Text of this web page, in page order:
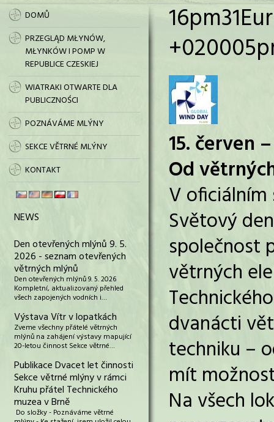
DOMŮ
PRZEGLĄD MŁYNÓW,
MŁYNKÓW I POMP W
REPUBLICE CZESKIEJ
WIATRAKI OTWARTE DLA
PUBLICZNOŚCI
POZNÁVÁME MLÝNY
SEKCE VĚTRNÉ MLÝNY
KONTAKT
NEWS
Den otevřených mlýnů 9. 5.
2026 - seznam otevřených
větrných mlýnů
Den otevřených mlýnů 9. 5. 2026
Kompletní, aktualizovaný přehled
všech zapojených vodních i…
Výstava Vítr v lopatkách
Zveme všechny přátelé větrných
mlýnů na zahájení výstavy mapující
20-letou činnost Sekce větrné…
Publikace Dvacet let činnosti
Sekce větrné mlýny v rámci
Kruhu přátel Technického
muzea v Brně
Do složky - Poznáváme větrné
15. červen
Od
V oficiálním
Světový
společnost
větrných
dvanácti
techniku –
mít
Na všech